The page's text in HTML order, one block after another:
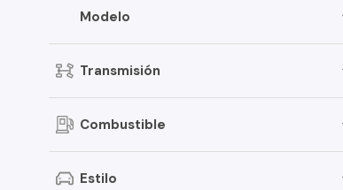
Asia Motors
Mazda
Nissan
Peugeot
Modelo
Transmisión
Combustible
Estilo